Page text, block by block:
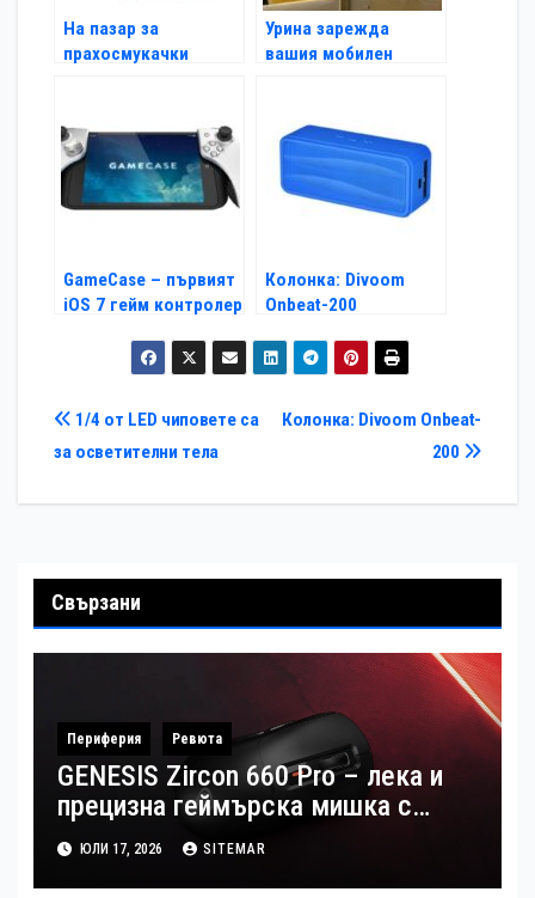
На пазар за
прахосмукачки
Урина зарежда
вашия мобилен
GameCase – първият
iOS 7 гейм контролер
Колонка: Divoom
Onbeat-200
Навигация
Колонка: Divoom Onbeat-
200
1/4 от LED чиповете са
за осветителни тела
Свързани
Периферия Ревюта
GENESIS Zircon 660 Pro – лека и
прецизна геймърска мишка с
професионални възможности
(Ревю)
ЮЛИ 17, 2026 SITEMAR